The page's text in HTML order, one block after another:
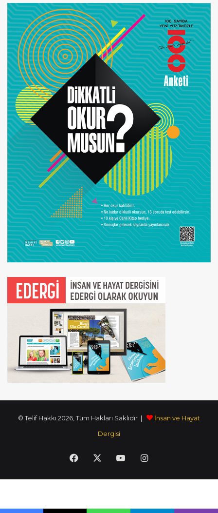
© Telif Hakkı 2026, Tüm Hakları Saklıdır |
İnsan ve Hayat
Dergisi
Facebook YouTubeInstagram